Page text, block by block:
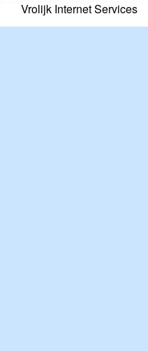
Vrolijk Internet Services